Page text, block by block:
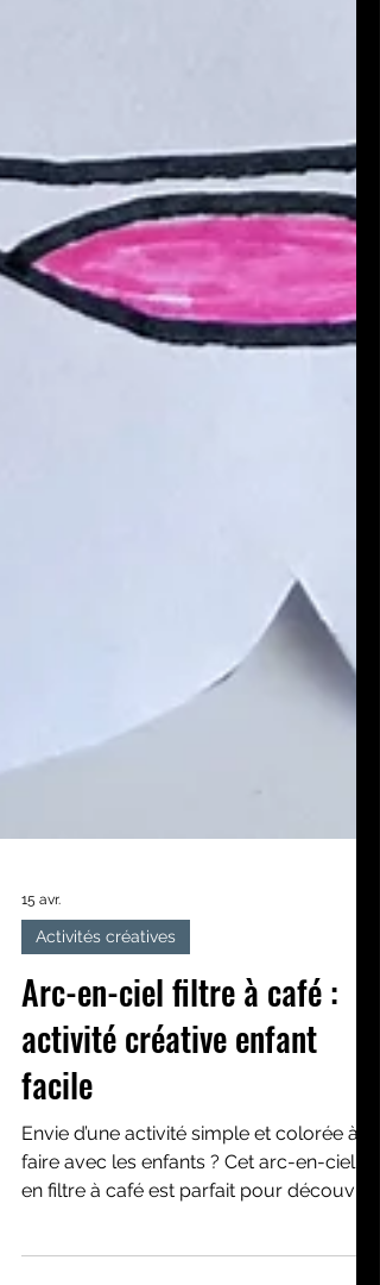
15 avr.
Activités créatives
Arc-en-ciel filtre à café :
activité créative enfant
facile
Envie d’une activité simple et colorée à
faire avec les enfants ? Cet arc-en-ciel
les couleurs tout en s’amusant !